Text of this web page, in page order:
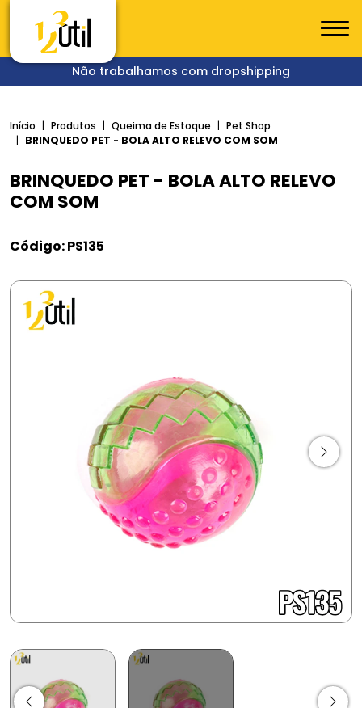
Não trabalhamos com dropshipping
Início Produtos Queima de Estoque
Pet Shop
BRINQUEDO PET - BOLA ALTO RELEVO COM SOM
BRINQUEDO PET - BOLA ALTO RELEVO
COM SOM
Código: PS135